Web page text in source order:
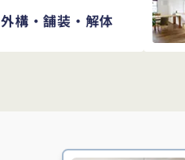
外構・舗装・解体